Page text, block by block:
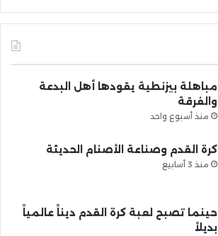
مباهلة بيزنطية يقودها أهل البدعة
والفرقة
منذ أسبوع واحد
كرة القدم وصناعة الأصنام الحديثة
منذ 3 أسابيع
حينما تصبح لعبة كرة القدم ديناً عالمياً
بديلاً